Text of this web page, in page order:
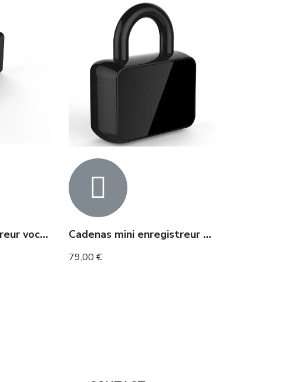
Mini micro enregistreur vocal en détection de son 20h Cadenas mini enregistreur audio espion 20 heures
79,00 €